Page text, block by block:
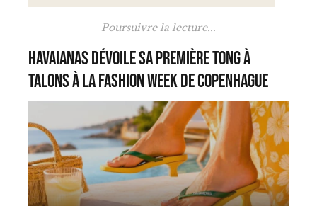
Poursuivre la lecture...
Havaianas dévoile sa première tong à
talons à la Fashion Week de Copenhague